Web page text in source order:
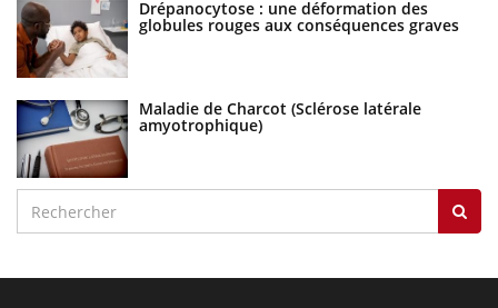
Drépanocytose : une déformation des
globules rouges aux conséquences graves
Maladie de Charcot (Sclérose latérale
amyotrophique)